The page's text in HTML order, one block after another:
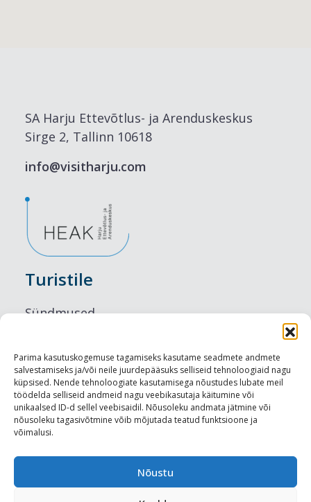
Parima kasutuskogemuse tagamiseks kasutame seadmete andmete
salvestamiseks ja/või neile juurdepääsuks selliseid tehnoloogiaid nagu
küpsised. Nende tehnoloogiate kasutamisega nõustudes lubate meil
töödelda selliseid andmeid nagu veebikasutaja käitumine või
unikaalsed ID-d sellel veebisaidil. Nõusoleku andmata jätmine või
nõusoleku tagasivõtmine võib mõjutada teatud funktsioone ja
võimalusi.
Nõustu
SA Harju Ettevõtlus- ja Arenduskeskus
Sirge 2, Tallinn 10618
info@visitharju.com
Turistile
Sündmused
Maitseelamused
Vaatamisväärsused
Visit Tallinn
Turismiprofessionaalile